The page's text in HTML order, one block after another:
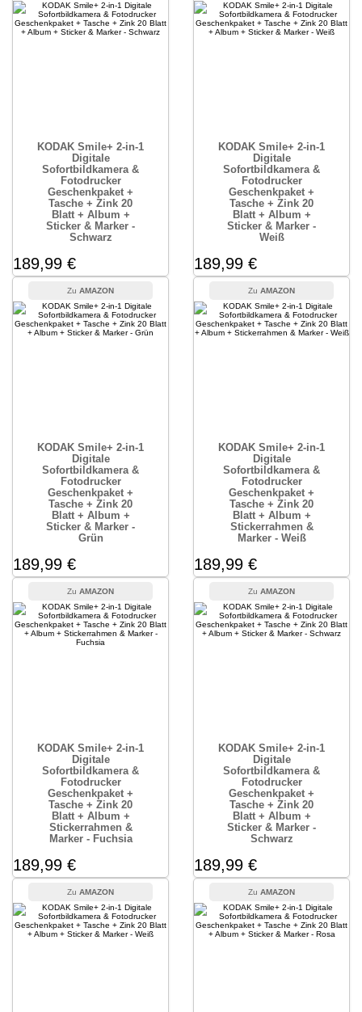
KODAK Smile+ 2-in-1
Digitale
Sofortbildkamera &
Fotodrucker
Geschenkpaket +
Tasche + Zink 20
Blatt + Album +
Sticker & Marker -
Schwarz
189,99 €
AMAZON
KODAK Smile+ 2-in-1
Digitale
Sofortbildkamera &
Fotodrucker
Geschenkpaket +
Tasche + Zink 20
Blatt + Album +
Sticker & Marker -
Weiß
189,99 €
AMAZON
KODAK Smile+ 2-in-1
Digitale
Sofortbildkamera &
Fotodrucker
Geschenkpaket +
Tasche + Zink 20
Blatt + Album +
Sticker & Marker -
Grün
189,99 €
AMAZON
KODAK Smile+ 2-in-1
Digitale
Sofortbildkamera &
Fotodrucker
Geschenkpaket +
Tasche + Zink 20
Blatt + Album +
Stickerrahmen &
Marker - Weiß
189,99 €
AMAZON
KODAK Smile+ 2-in-1
Digitale
Sofortbildkamera &
Fotodrucker
Geschenkpaket +
Tasche + Zink 20
Blatt + Album +
Stickerrahmen &
Marker - Fuchsia
189,99 €
AMAZON
KODAK Smile+ 2-in-1
Digitale
Sofortbildkamera &
Fotodrucker
Geschenkpaket +
Tasche + Zink 20
Blatt + Album +
Sticker & Marker -
Schwarz
189,99 €
AMAZON